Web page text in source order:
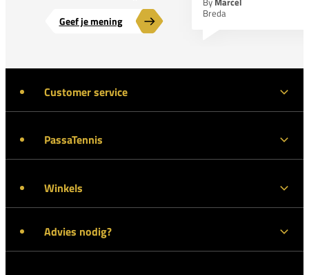
Geef je mening
Breda
Customer service
PassaTennis
Winkels
Advies nodig?